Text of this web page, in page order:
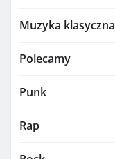
Muzyka klasyczna
Polecamy
Punk
Rap